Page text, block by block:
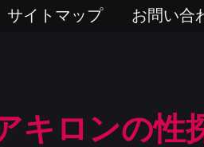
サイトマップ お問い合
キロンの性